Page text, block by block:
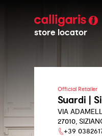
store locator
Official Retailer
Suardi |
VIA
27010,
+39